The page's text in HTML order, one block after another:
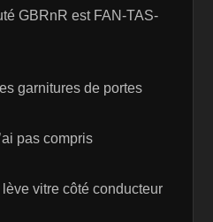
GBRnR est FAN-TAS-
garnitures de portes
pas compris
vitre côté conducteur